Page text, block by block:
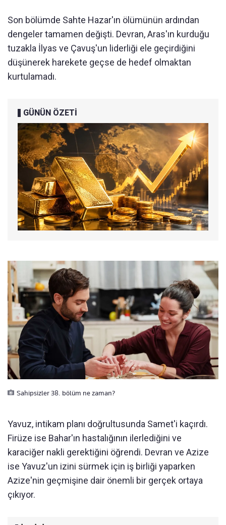
Son bölümde Sahte Hazar'ın ölümünün ardından
dengeler tamamen değişti. Devran, Aras'ın kurduğu
tuzakla İlyas ve Çavuş'un liderliği ele geçirdiğini
düşünerek harekete geçse de hedef olmaktan
kurtulamadı.
GÜNÜN ÖZETİ
Sahipsizler 38. bölüm ne zaman?
Yavuz, intikam planı doğrultusunda Samet'i kaçırdı.
Firüze ise Bahar'ın hastalığının ilerlediğini ve
karaciğer nakli gerektiğini öğrendi. Devran ve Azize
ise Yavuz'un izini sürmek için iş birliği yaparken
Azize'nin geçmişine dair önemli bir gerçek ortaya
çıkıyor.